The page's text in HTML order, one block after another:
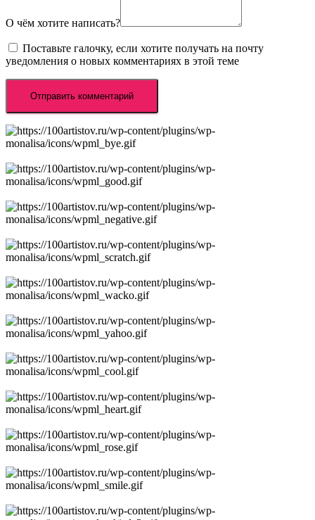
О чём хотите написать?
Поставьте галочку, если хотите получать на почту
уведомления о новых комментариях в этой теме